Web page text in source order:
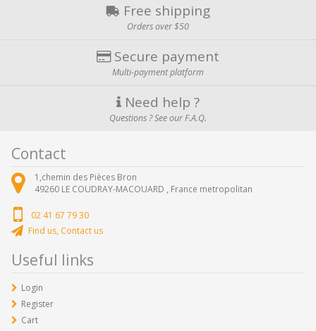
Free shipping
Orders over $50
Secure payment
Multi-payment platform
Need help ?
Questions ? See our F.A.Q.
Contact
1,chemin des Pièces Bron
49260 LE COUDRAY-MACOUARD , France metropolitan
02 41 67 79 30
Find us, Contact us
Useful links
Login
Register
Cart